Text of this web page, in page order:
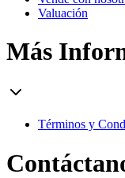
Valuación
Más
Términos y